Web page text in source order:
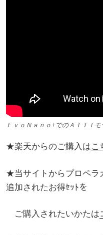
ＥｖｏＮａｎｏ+でのＡＴＴＩモ
★楽天からのご購入はこ
★当サイトからプロペラ
追加されたお得ｾｯﾄを
ご購入されたいかたは